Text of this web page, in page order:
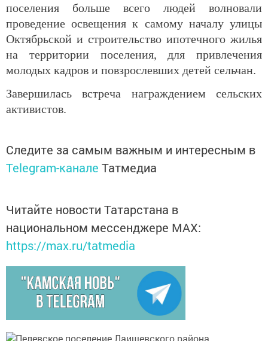
поселения больше всего людей волновали
проведение освещения к самому началу улицы
Октябрьской и строительство ипотечного жилья
на территории поселения, для привлечения
молодых кадров и повзрослевших детей сельчан.
Завершилась встреча награждением сельских
активистов.
Следите за самым важным и интересным в
Telegram-канале Татмедиа
Читайте новости Татарстана в
национальном мессенджере MАХ:
https://max.ru/tatmedia